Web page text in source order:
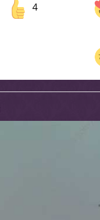
4